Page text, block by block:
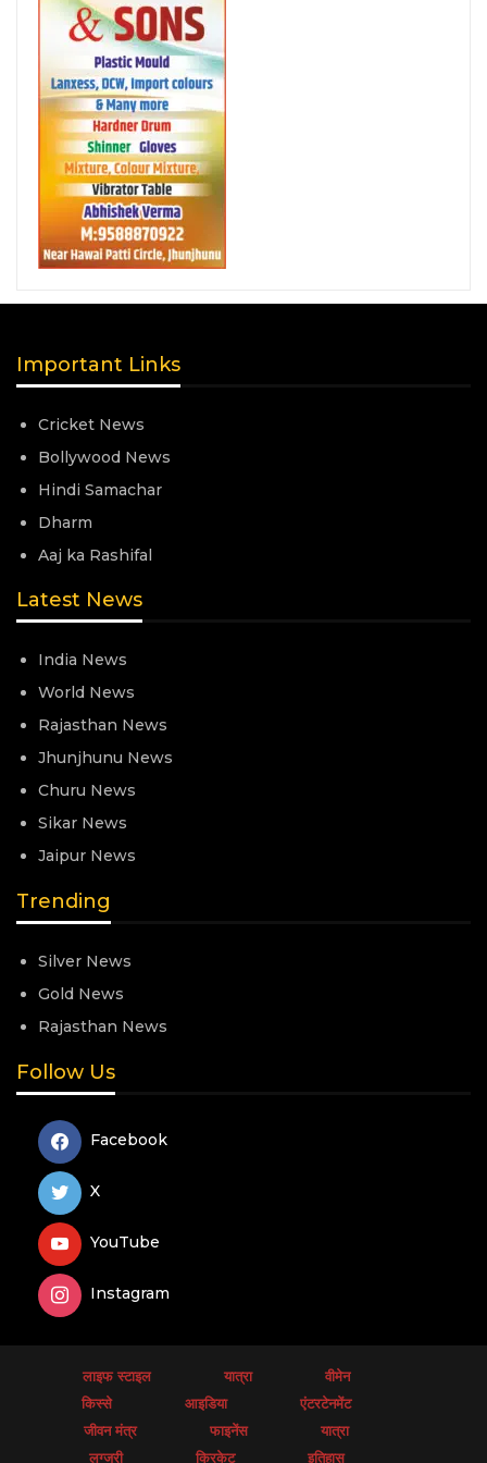
Important Links
Cricket News
Bollywood News
Hindi Samachar
Dharm
Aaj ka Rashifal
Latest News
India News
World News
Rajasthan News
Jhunjhunu News
Churu News
Sikar News
Jaipur News
Trending
Silver News
Gold News
Rajasthan News
Follow Us
Facebook
X
YouTube
Instagram
लाइफ स्टाइल यात्रा
वीमेन
किस्से
आइडिया
एंटरटेनमेंट
जीवन मंत्र
फाइनेंस
यात्रा
लग्जरी
क्रिकेट इतिहास